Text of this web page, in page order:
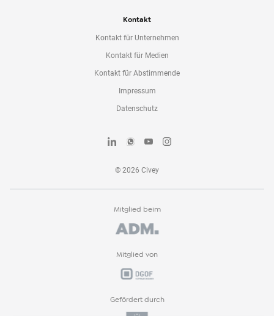
Kontakt
Kontakt für Unternehmen
Kontakt für Medien
Kontakt für Abstimmende
Impressum
Datenschutz
© 2026 Civey
Mitglied beim
Mitglied von
Gefördert durch